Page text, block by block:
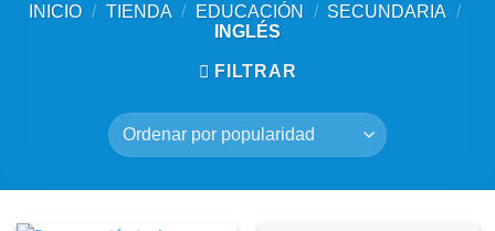
INICIO / TIENDA / EDUCACIÓN / SECUNDARIA /
INGLÉS
FILTRAR